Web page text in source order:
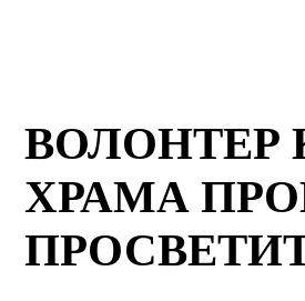
ВОЛОНТЕР
ХРАМА